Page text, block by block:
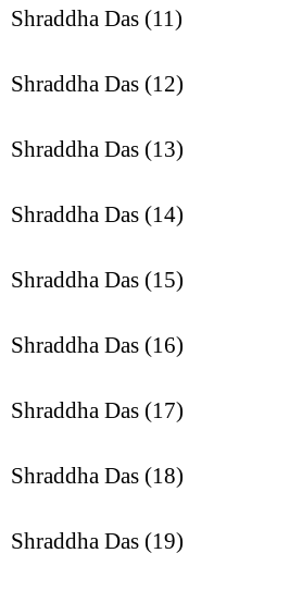
Shraddha Das (11)
Shraddha Das (12)
Shraddha Das (13)
Shraddha Das (14)
Shraddha Das (15)
Shraddha Das (16)
Shraddha Das (17)
Shraddha Das (18)
Shraddha Das (19)